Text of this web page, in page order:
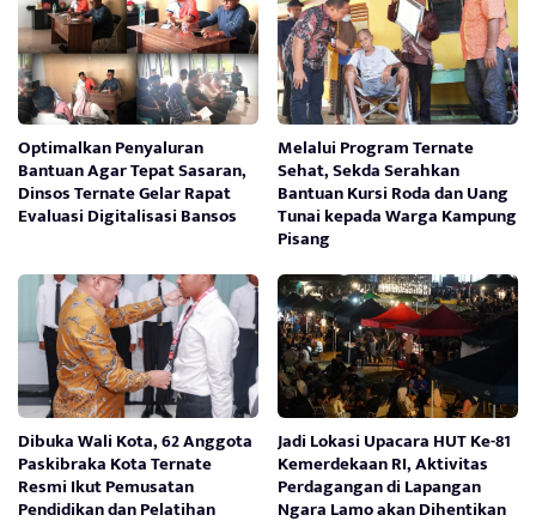
Optimalkan Penyaluran
Bantuan Agar Tepat Sasaran,
Dinsos Ternate Gelar Rapat
Evaluasi Digitalisasi Bansos
Melalui Program Ternate
Sehat, Sekda Serahkan
Bantuan Kursi Roda dan Uang
Tunai kepada Warga Kampung
Pisang
Dibuka Wali Kota, 62 Anggota
Paskibraka Kota Ternate
Resmi Ikut Pemusatan
Pendidikan dan Pelatihan
Jadi Lokasi Upacara HUT Ke-81
Kemerdekaan RI, Aktivitas
Perdagangan di Lapangan
Ngara Lamo akan Dihentikan